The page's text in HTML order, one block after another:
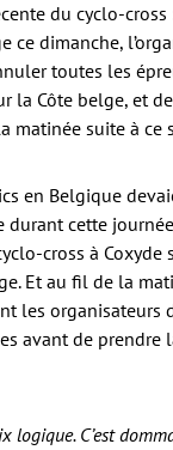
du cyclo-
dimanche,
toutes les
la Côte belge, et
matinée suite à ce
en Belgique
cette
cross à
Et au fil de la
les organisateurs
avant de
logique. C’est